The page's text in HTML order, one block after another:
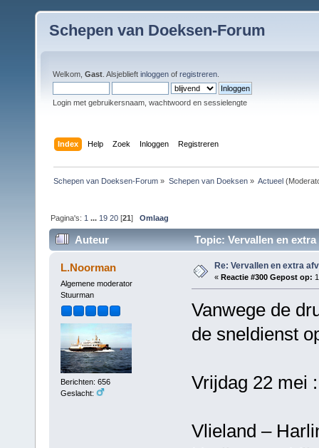
Schepen van Doeksen-Forum
Welkom, Gast . Alsjeblieft inloggen of registreren
Login met gebruikersnaam, wachtwoord en sessielengte
Index Help Zoek Inloggen Registreren
Schepen van Doeksen-Forum » Schepen van Doeksen» Actueel
Pagina's: 1 ... 19 20 [21]Omlaag
Auteur Topic: Vervallen en
L.Noorman
Algemene moderator
Stuurman
Berichten: 656
Geslacht:
Re: Vervallen en extra
« Reactie #300 Gepost op:
Vanwege de
de sneldienst
Vrijdag 22 mei :
Vlieland –